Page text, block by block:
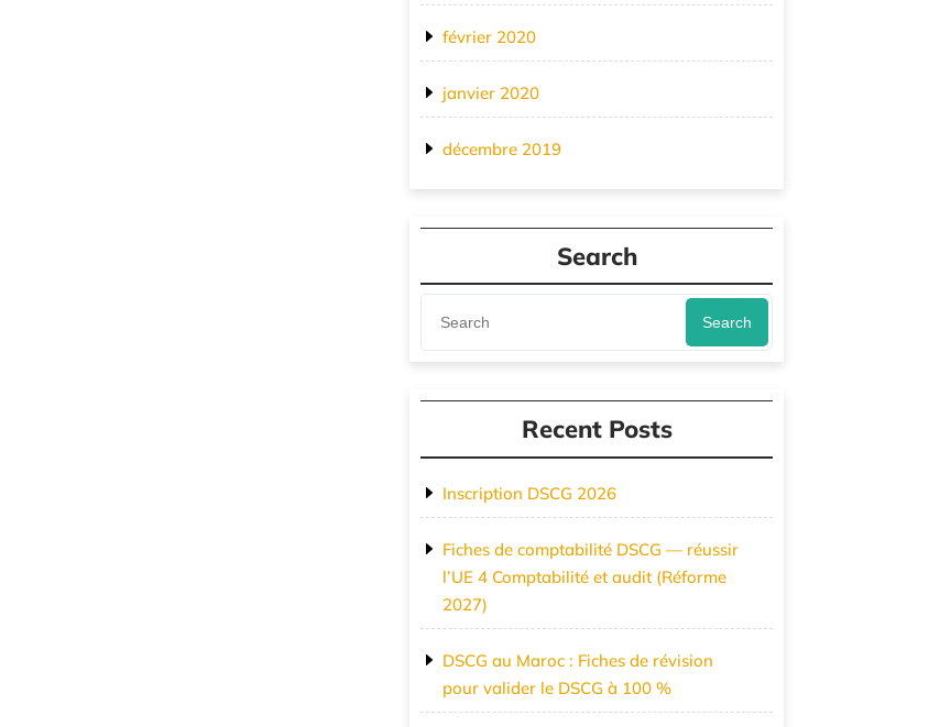
février 2020
janvier 2020
décembre 2019
Search
Search
Recent Posts
Inscription DSCG 2026
Fiches de comptabilité DSCG — réussir
l’UE 4 Comptabilité et audit (Réforme
2027)
DSCG au Maroc : Fiches de révision
pour valider le DSCG à 100 %